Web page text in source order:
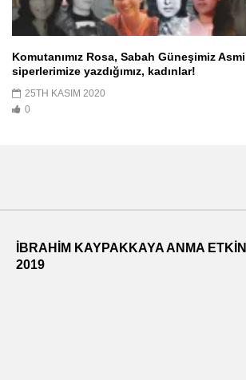
Komutanımız Rosa, Sabah Güneşimiz
siperlerimize yazdığımız, kadınlar!
25TH KASIM 2020
0
İBRAHİM KAYPAKKAYA ANMA
2019